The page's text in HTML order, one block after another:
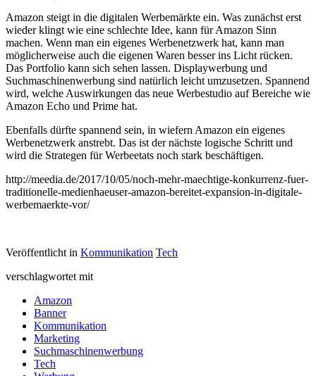
Amazon steigt in die digitalen Werbemärkte ein. Was zunächst erst
wieder klingt wie eine schlechte Idee, kann für Amazon Sinn
machen. Wenn man ein eigenes Werbenetzwerk hat, kann man
möglicherweise auch die eigenen Waren besser ins Licht rücken.
Das Portfolio kann sich sehen lassen. Displaywerbung und
Suchmaschinenwerbung sind natürlich leicht umzusetzen. Spannend
wird, welche Auswirkungen das neue Werbestudio auf Bereiche wie
Amazon Echo und Prime hat.
Ebenfalls dürfte spannend sein, in wiefern Amazon ein eigenes
Werbenetzwerk anstrebt. Das ist der nächste logische Schritt und
wird die Strategen für Werbeetats noch stark beschäftigen.
http://meedia.de/2017/10/05/noch-mehr-maechtige-konkurrenz-fuer-
traditionelle-medienhaeuser-amazon-bereitet-expansion-in-digitale-
werbemaerkte-vor/
Veröffentlicht in Kommunikation Tech
verschlagwortet mit
Amazon
Banner
Kommunikation
Marketing
Suchmaschinenwerbung
Tech